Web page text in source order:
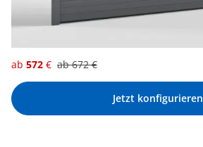
ab 572 € ab672€
Jetzt konfigurieren